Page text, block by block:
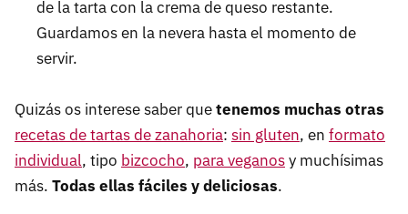
de la tarta con la crema de queso restante.
Guardamos en la nevera hasta el momento de
servir.
Quizás os interese saber quetenemos muchas otras
recetas de tartas de zanahoria: sin gluten, en formato
individual, tipo bizcocho, para veganosy muchísimas
más. Todas ellas fáciles y deliciosas.